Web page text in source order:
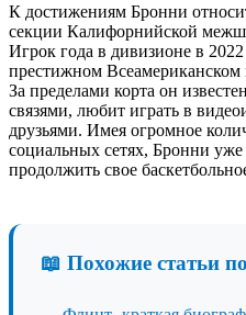
К достижениям Бронни
секции Калифорнийской
Игрок года в дивизионе в
престижном Всеамериканском
За пределами корта он
связями, любит играть в
друзьями. Имея огромное
социальных сетях, Бронни уже
продолжить свое
📖 Похожие статьи